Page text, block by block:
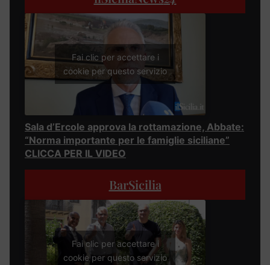
Fai clic per accettare i
cookie per questo servizio
Sala d’Ercole approva la rottamazione, Abbate:
“Norma importante per le famiglie siciliane”
CLICCA PER IL VIDEO
BarSicilia
Fai clic per accettare i
cookie per questo servizio